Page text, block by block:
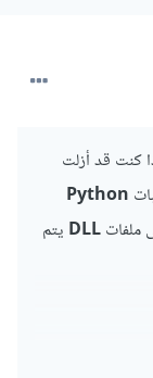
كنت قد أزلت
Python
ملفاتDLL يتم